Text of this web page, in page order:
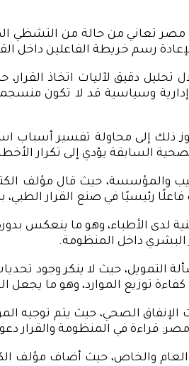
تعاني من حالة من التشظي
رسم خريطة الفاعلين داخل
دقيق لآليات اتخاذ
إدارية وسياسية قد لا تكون
إلى محاولة تفسير أسباب
السابقة يؤدي إلى تكرار
والمؤسسة، حيث قال مؤلف
رئيسيًا في صنع القرار الطبي،
لدى الأطباء، وهو ما ينعكس
البشري داخل المنظومة.
التمويل، حيث لا ينكر وجود
الموارد، وهو ما يجعل
الصحي، حيث يتم توجيه
في المنظومة والقرار دعوة
والخاص، حيث أضاف مؤلف